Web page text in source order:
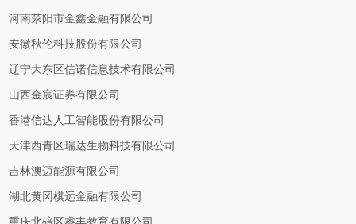
河南荥阳市金鑫金融有限公司
安徽秋伦科技股份有限公司
辽宁大东区信诺信息技术有限公司
山西金宸证券有限公司
香港信达人工智能股份有限公司
天津西青区瑞达生物科技有限公司
吉林澳迈能源有限公司
湖北黄冈棋远金融有限公司